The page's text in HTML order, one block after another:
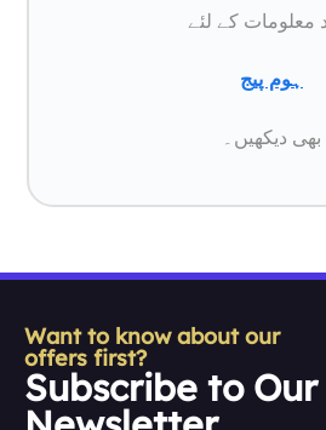
معلومات کے لئے
ہوم پیج
بھی دیکھیں۔
Want to know about our
offers first?
Subscribe to Our